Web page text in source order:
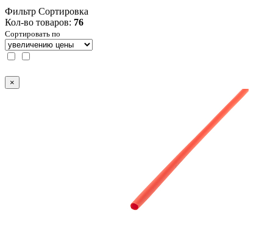
Фильтр Сортировка
Кол-во товаров: 76
Сортировать по
×